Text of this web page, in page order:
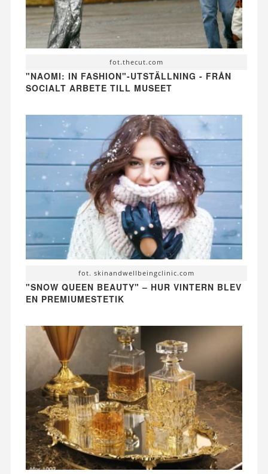
fot.thecut.com
"NAOMI: IN FASHION"-UTSTÄLLNING - FRÅN
SOCIALT ARBETE TILL MUSEET
fot. skinandwellbeingclinic.com
"SNOW QUEEN BEAUTY" – HUR VINTERN BLEV
EN PREMIUMESTETIK